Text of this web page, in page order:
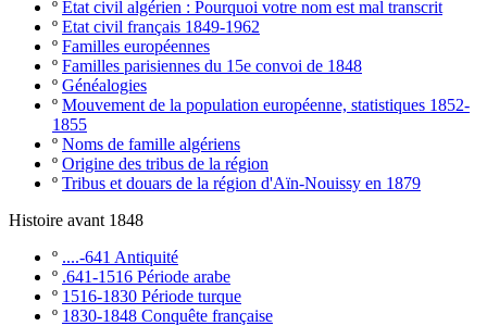
º Etat civil algérien : Pourquoi votre nom est mal transcrit
º Etat civil français 1849-1962
º Familles européennes
º Familles parisiennes du 15e convoi de 1848
º Généalogies
º Mouvement de la population européenne, statistiques 1852-
1855
º Noms de famille algériens
º Origine des tribus de la région
º Tribus et douars de la région d'Aïn-Nouissy en 1879
Histoire avant 1848
º ....-641 Antiquité
º .641-1516 Période arabe
º 1516-1830 Période turque
º 1830-1848 Conquête française